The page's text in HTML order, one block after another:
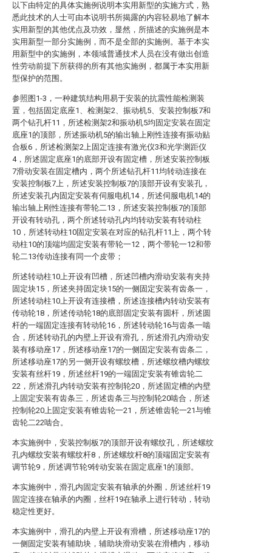
以下由特定的具体实施例说明本实用新型的实施方式，熟
悉此技术的人士可由本说明书所揭露的内容轻易地了解本
实用新型的其他优点及功效，显然，所描述的实施例是本
实用新型一部分实施例，而不是全部的实施例。基于本实
用新型中的实施例，本领域普通技术人员在没有做出创造
性劳动前提下所获得的所有其他实施例，都属于本实用新
型保护的范围。
参照图1-3，一种建筑结构用易于安装的抗震性能检测装
置，包括固定底座1、检测架2、振动机5、安装控制板7和
两个钻孔杆11，所述检测架2和振动机5均固定安装在固定
底座1的顶部，所述振动机5的输出轴上刚性连接有振动贴
合板6，所述检测架2上固定连接有激光仪3和光学测距仪
4，所述固定底座1的底部开设有固定槽，所述安装控制板
7滑动安装在固定槽内，两个所述钻孔杆11均转动连接在
安装控制板7上，所述安装控制板7的顶部开设有安装孔，
所述安装孔内固定安装有伺服电机14，所述伺服电机14的
输出轴上刚性连接有带轮二13，所述安装控制板7的顶部
开设有转动孔，两个所述转动孔内均转动安装有转动柱
10，所述转动柱10固定安装在对应的钻孔杆11上，两个转
动柱10的顶端均固定安装有带轮一12，两个带轮一12和带
轮二13传动连接有同一个皮带；
所述转动柱10上开设有凹槽，所述凹槽内滑动安装有夹持
固定块15，所述夹持固定块15的一侧固定安装有齿条一，
所述转动柱10上开设有连接槽，所述连接槽内转动安装有
传动轮18，所述传动轮18的底部固定安装有圆杆，所述圆
杆的一端固定连接有转动轮16，所述转动轮16与齿条一啮
合，所述转动孔的内壁上开设有滑孔，所述滑孔内滑动安
装有移动座17，所述移动座17的一侧固定安装有齿条二，
所述移动座17的另一侧开设有螺纹槽，所述螺纹槽内螺纹
安装有丝杆19，所述丝杆19的一端固定安装有锥齿轮二
22，所述滑孔内转动安装有控制轮20，所述固定槽的内壁
上固定安装有齿条三，所述齿条三与控制轮20啮合，所述
控制轮20上固定安装有锥齿轮一21，所述锥齿轮一21与锥
齿轮二22啮合。
本实施例中，安装控制板7的顶部开设有螺纹孔，所述螺纹
孔内螺纹安装有螺纹杆8，所述螺纹杆8的顶端固定安装有
调节轮9，所述调节轮9转动安装在固定底座1的顶部。
本实施例中，滑孔内固定安装有轴承的外圈，所述丝杆19
固定连接在轴承的内圈，丝杆19在轴承上进行转动，转动
稳定性更好。
本实施例中，滑孔的内壁上开设有滑槽，所述移动座17的
一侧固定安装有辅助块，辅助块滑动安装在滑槽内，移动